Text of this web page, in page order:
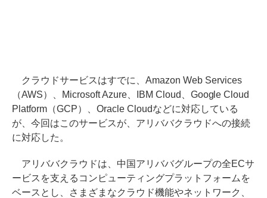
クラウドサービスはすでに、Amazon Web Services
（AWS）、Microsoft Azure、IBM Cloud、Google Cloud
Platform（GCP）、Oracle Cloudなどに対応している
が、今回はこのサービスが、アリババクラウドへの接続
に対応した。
アリババクラウドは、中国アリババグループの全ECサ
ービスを支えるコンピューティングプラットフォームを
ベースとし、さまざまなクラウド機能やネットワーク、